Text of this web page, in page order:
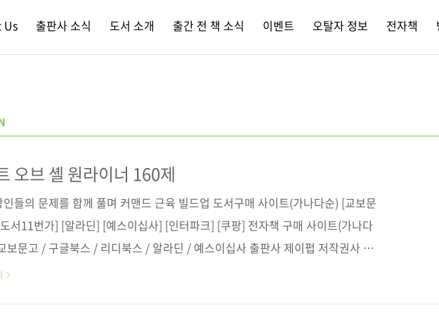
Us 출판사 소식 도서 소개 출간 전 책 소식 이벤트 오탈자 정보 전자책
오브 셸 원라이너 160제
인들의 문제를 함께 풀며 커맨드 근육 빌드업 도서구매 사이트(가나다순) [교보문
서11번가] [알라딘] [예스이십사] [인터파크] [쿠팡] 전자책 구매 사이트(가나다
보문고 / 구글북스 / 리디북스 / 알라딘 / 예스이십사 출판사 제이펍 저작권사 技
社 원서명 1日1問、半年以内に習得 シェル・ワンライナー160本ノック